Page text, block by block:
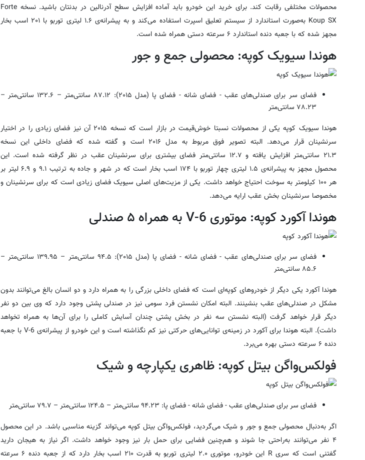
محصولات مختلفی رقابت کند. برای خرید این خودرو باید آماده افزایش سطح آدرنالین در بدنتان باشید. نسخه Forte
Koup SX به‌صورت استاندارد از سیستم تعلیق اسپرت استفاده می‌کند و به پیشرانه‌‌ی ۱.۶ لیتری توربو با ۲۰۱ اسب بخار
مجهز شده که با جعبه دنده استاندارد ۶ سرعته دستی همراه شده است.
هوندا سیویک کوپه: محصولی جمع و جور
فضای سر برای صندلی‌های عقب - فضای شانه - فضای پا (مدل ۲۰۱۵): ۸۷.۱۲ سانتی‌متر – ۱۳۲.۶ سانتی‌متر –
۷۸.۲۳ سانتی‌متر
هوندا سیویک کوپه یکی از محصولات نسبتا خوش‌قیمت در بازار است که نسخه ۲۰۱۵ آن نیز فضای زیادی را در اختیار
سرنشینان قرار می‌دهد. البته تصویر فوق مربوط به مدل ۲۰۱۶ است و گفته شده که فضای داخلی این نسخه
۲۱.۳ سانتی‌متر افزایش یافته و ۱۲.۷ سانتی‌متر فضای بیشتری برای سرنشینان عقب در نظر گرفته شده است. این
محصول مجهز به پیشرانه‌ی ۱.۵ لیتری چهار توربو با ۱۷۴ اسب بخار است که در شهر و جاده به‌ ترتیب ۹.۱ و ۶.۹ لیتر بر
هر ۱۰۰ کیلومتر به سوخت احتیاج خواهد داشت. یکی از مزیت‌های اصلی سیویک فضای زیادی است که برای سرنشینان و
مخصوصا سرنشینان بخش عقب ارایه می‌دهد.
هوندا آکورد کوپه: موتوری V-6 به‌ همراه ۵ صندلی
فضای سر برای صندلی‌های عقب - فضای شانه - فضای پا (مدل ۲۰۱۵): ۹۴.۵ سانتی‌متر – ۱۳۹.۹۵ سانتی‌متر –
۸۵.۶ سانتی‌متر
هوندا آکورد یکی دیگر از خودرو‌های کوپه‌ای است که فضای داخلی بزرگی را به همراه دارد و دو انسان بالغ می‌توانند بدون
مشکل در صندلی‌های عقب بنشینند. البته امکان نشستن فرد سومی نیز در صندلی پشتی وجود دارد که وی بین دو نفر
دیگر قرار خواهد گرفت (البته نشستن سه نفر در بخش پشتی چندان آسایش کاملی را برای آن‌ها به همراه تخواهد
داشت). البته هوندا برای آکورد در زمینه‌ی توانایی‌های حرکتی نیز کم نگذاشته است و این خودرو از پیشرانه‌ی V-6 با جعبه
دنده ۶ سرعته دستی بهره می‌برد.
فولکس‌واگن بیتل کوپه: ظاهری یکپارچه و شیک
فضای سر برای صندلی‌های عقب - فضای شانه - فضای پا: ۹۴.۲۳ سانتی‌متر – ۱۲۴.۵ سانتی‌متر – ۷۹.۷
سانتی‌متر
اگر به‌دنبال محصولی جمع و جور و شیک می‌گردید، فولکس‌واگن بیتل کوپه می‌تواند گزینه مناسبی باشد. در این محصول
۴ نفر می‌توانند به‌راحتی جا شوند و هم‌چنین فضایی برای حمل بار نیز وجود خواهد داشت. اگر نیاز به‌ هیجان دارید
گفتنی است که سری R این خودرو، موتوری ۲.۰ لیتری توربو به قدرت ۲۱۰ اسب بخار دارد که از جعبه دنده ۶ سرعته